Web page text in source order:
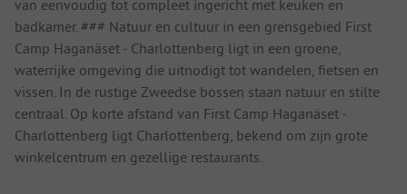
van eenvoudig tot compleet ingericht met keuken en
badkamer. ### Natuur en cultuur in een grensgebied First
Camp Haganäset - Charlottenberg ligt in een groene,
waterrijke omgeving die uitnodigt tot wandelen, fietsen en
vissen. In de rustige Zweedse bossen staan natuur en stilte
centraal. Op korte afstand van First Camp Haganäset -
Charlottenberg ligt Charlottenberg, bekend om zijn grote
winkelcentrum en gezellige restaurants.